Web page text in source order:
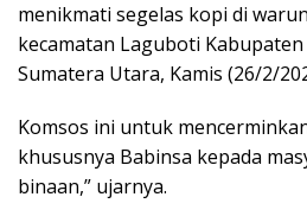
menikmati segelas kopi di
kecamatan Laguboti
Sumatera Utara, Kamis (26/2/
Komsos ini untuk
khususnya Babinsa kepada
binaan,” ujarnya.